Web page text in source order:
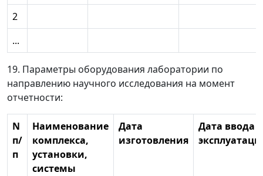
2
...
19. Параметры оборудования лаборатории по
направлению научного исследования на момент
отчетности:
N
п/
п
Наименование
комплекса,
установки,
системы
Дата
изготовления
Дата ввода в